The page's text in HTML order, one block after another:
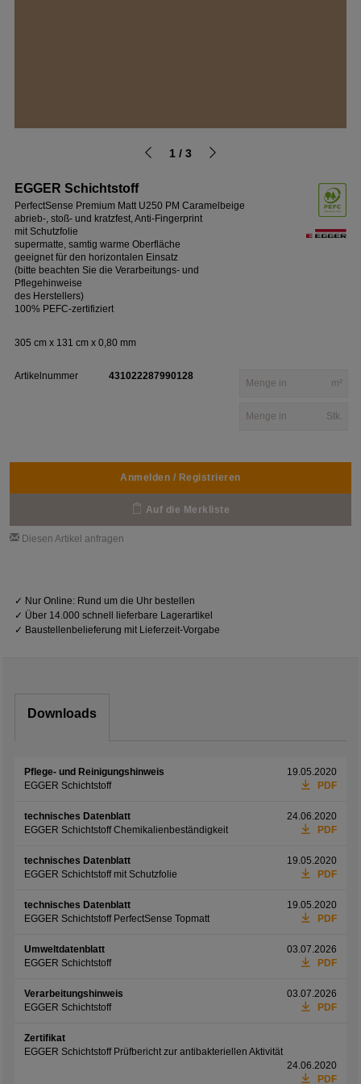
1 / 3
EGGER Schichtstoff
PerfectSense Premium Matt U250 PM Caramelbeige
abrieb-, stoß- und kratzfest, Anti-Fingerprint
mit Schutzfolie
supermatte, samtig warme Oberfläche
geeignet für den horizontalen Einsatz
(bitte beachten Sie die Verarbeitungs- und
Pflegehinweise
des Herstellers)
100% PEFC-zertifiziert
305 cm x 131 cm x 0,80 mm
Artikelnummer 431022287990128
m²
Stk.
Anmelden / Registrieren
Auf die Merkliste
Diesen Artikel anfragen
✓ Nur Online: Rund um die Uhr bestellen
✓ Über 14.000 schnell lieferbare Lagerartikel
✓ Baustellenbelieferung mit Lieferzeit-Vorgabe
Downloads
Pflege- und Reinigungshinweis
EGGER Schichtstoff
19.05.2020
PDF
technisches Datenblatt
EGGER Schichtstoff Chemikalienbeständigkeit
24.06.2020
PDF
technisches Datenblatt
EGGER Schichtstoff mit Schutzfolie
19.05.2020
PDF
technisches Datenblatt
EGGER Schichtstoff PerfectSense Topmatt
19.05.2020
PDF
Umweltdatenblatt
EGGER Schichtstoff
03.07.2026
PDF
Verarbeitungshinweis
EGGER Schichtstoff
03.07.2026
PDF
Zertifikat
EGGER Schichtstoff Prüfbericht zur antibakteriellen Aktivität
24.06.2020
PDF